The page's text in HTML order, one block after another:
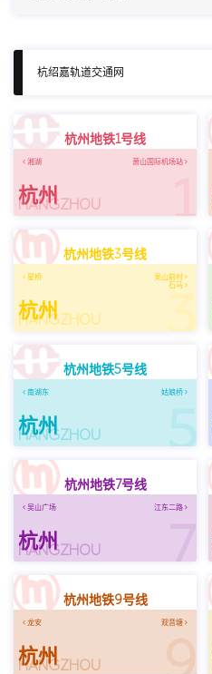
杭绍嘉轨道交通网
1
杭州地铁1号线
萧山国际机场站
湘湖
HANGZHOU
杭州
3
杭州地铁3号线
吴山前村
石马
星桥
HANGZHOU
杭州
5
杭州地铁5号线
姑娘桥
南湖东
HANGZHOU
杭州
7
杭州地铁7号线
江东二路
吴山广场
HANGZHOU
杭州
杭州地铁9号线
观音塘
龙安
HANGZHOU
杭州